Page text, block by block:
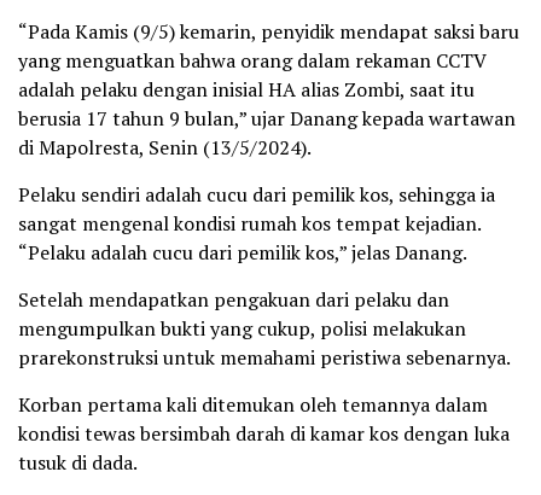
“Pada Kamis (9/5) kemarin, penyidik mendapat saksi baru
yang menguatkan bahwa orang dalam rekaman CCTV
adalah pelaku dengan inisial HA alias Zombi, saat itu
berusia 17 tahun 9 bulan,” ujar Danang kepada wartawan
di Mapolresta, Senin (13/5/2024).
Pelaku sendiri adalah cucu dari pemilik kos, sehingga ia
sangat mengenal kondisi rumah kos tempat kejadian.
“Pelaku adalah cucu dari pemilik kos,” jelas Danang.
Setelah mendapatkan pengakuan dari pelaku dan
mengumpulkan bukti yang cukup, polisi melakukan
prarekonstruksi untuk memahami peristiwa sebenarnya.
Korban pertama kali ditemukan oleh temannya dalam
kondisi tewas bersimbah darah di kamar kos dengan luka
tusuk di dada.